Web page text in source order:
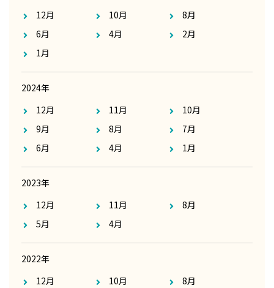
12月
10月
8月
6月
4月
2月
1月
2024年
12月
11月
10月
9月
8月
7月
6月
4月 1月
2023年
12月
11月
8月
5月
4月
2022年
12月
10月
8月